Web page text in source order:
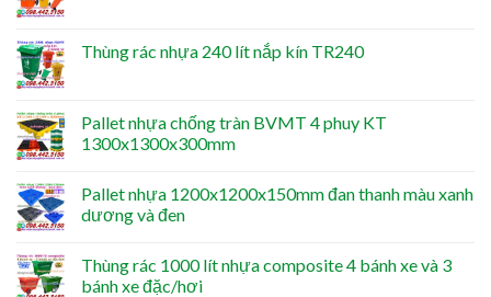
Thùng rác nhựa 240 lít nắp kín TR240
Pallet nhựa chống tràn BVMT 4 phuy KT
1300x1300x300mm
Pallet nhựa 1200x1200x150mm đan thanh màu xanh
dương và đen
Thùng rác 1000 lít nhựa composite 4 bánh xe và 3
bánh xe đặc/hơi